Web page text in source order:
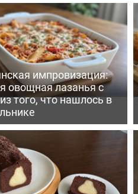
импровизация:
овощная лазанья с
того, что нашлось в